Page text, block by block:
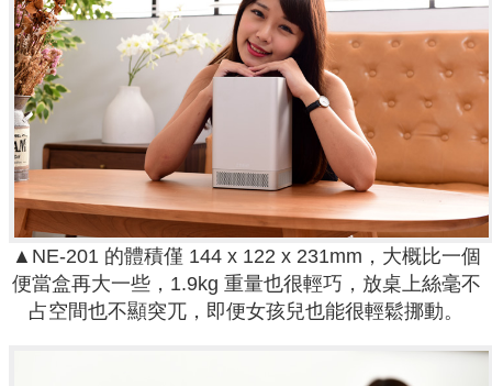
▲NE-201 的體積僅 144 x 122 x 231mm，大概比一個
便當盒再大一些，1.9kg 重量也很輕巧，放桌上絲毫不
占空間也不顯突兀，即便女孩兒也能很輕鬆挪動。